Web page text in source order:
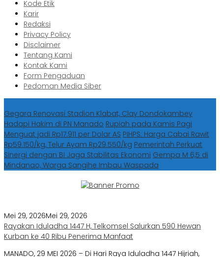
Kode Etik
Karir
Redaksi
Privacy Policy
Disclaimer
Tentang Kami
Kontak Kami
Form Pengaduan
Pedoman Media Siber
Gegara Renovasi Stadion Klabat, Clay Dondokambey
Hadapi Hakim di PN Manado Rupiah pada Kamis Pagi
Menguat jadi Rp17.911 per Dolar AS PIHPS: Harga Cabai Rawit
Rp59.150/kg, Telur Ayam Rp29.550/kg Pemerintah Perkuat
Sinergi dengan BI Jaga Stabilitas Ekonomi Gempa M 6,5 di
Mindanao, Warga Sangihe Imbau Waspada
Mei 29, 2026Mei 29, 2026
Rayakan Iduladha 1447 H, Telkomsel Salurkan 590 Hewan
Kurban ke 40 Ribu Penerima Manfaat
MANADO, 29 MEI 2026 – Di Hari Raya Iduladha 1447 Hijriah,